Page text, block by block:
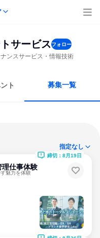
サービスフォロー
ンスサービス・情報技術
ト 募集一覧
指定なし
仕事体験
魅力を体験
締切：8月19日